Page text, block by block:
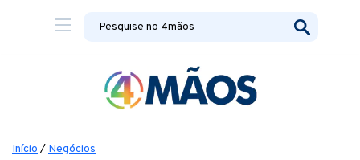
Início / Negócios